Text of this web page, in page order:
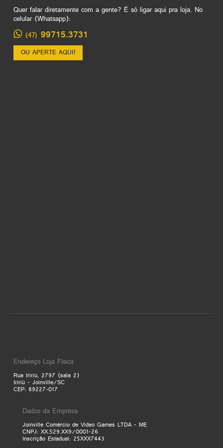
Quer falar diretamente com a gente? É só ligar aqui pra loja. No
celular (Whatsapp):
(47) 99715.3731
OU APERTE AQUI!
Endereço Loja Física
Rua Iririú, 2797 (sala 2)
Iririú - Joinville/SC
CEP: 89227-017
Dados da Empresa
Joinville Comércio de Video Games LTDA - ME
CNPJ: XX.529.XX9/0001-26
Inscrição Estadual: 25XXX7443